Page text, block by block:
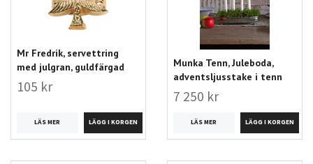
Mr Fredrik, servettring
med julgran, guldfärgad
105 kr
LÄS MER
Munka Tenn, Juleboda,
adventsljusstake i tenn
7 250 kr
LÄS MER